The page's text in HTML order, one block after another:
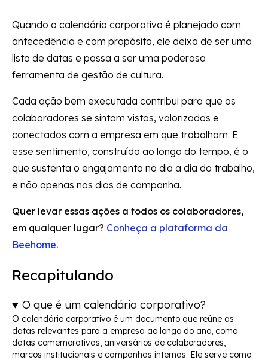
Quando o calendário corporativo é planejado com
antecedência e com propósito, ele deixa de ser uma
lista de datas e passa a ser uma poderosa
ferramenta de gestão de cultura.
Cada ação bem executada contribui para que os
colaboradores se sintam vistos, valorizados e
conectados com a empresa em que trabalham. E
esse sentimento, construído ao longo do tempo, é o
que sustenta o engajamento no dia a dia do trabalho,
e não apenas nos dias de campanha.
Quer levar essas ações a todos os colaboradores,
em qualquer lugar? Conheça a plataforma da
Beehome.
Recapitulando
O que é um calendário corporativo?
O calendário corporativo é um documento que reúne as
datas relevantes para a empresa ao longo do ano, como
datas comemorativas, aniversários de colaboradores,
marcos institucionais e campanhas internas. Ele serve como